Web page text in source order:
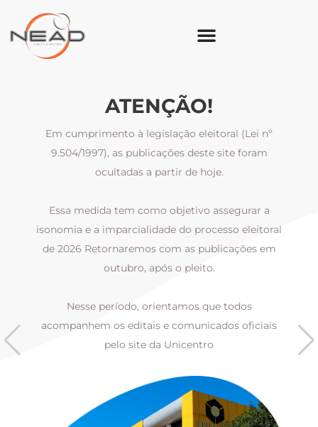
ATENÇÃO!
Em cumprimento à legislação eleitoral (Lei nº
9.504/1997), as publicações deste site foram
ocultadas a partir de hoje.
Essa medida tem como objetivo assegurar a
isonomia e a imparcialidade do processo eleitoral
de 2026 Retornaremos com as publicações em
outubro, após o pleito.
Nesse período, orientamos que todos
acompanhem os editais e comunicados oficiais
pelo site da Unicentro